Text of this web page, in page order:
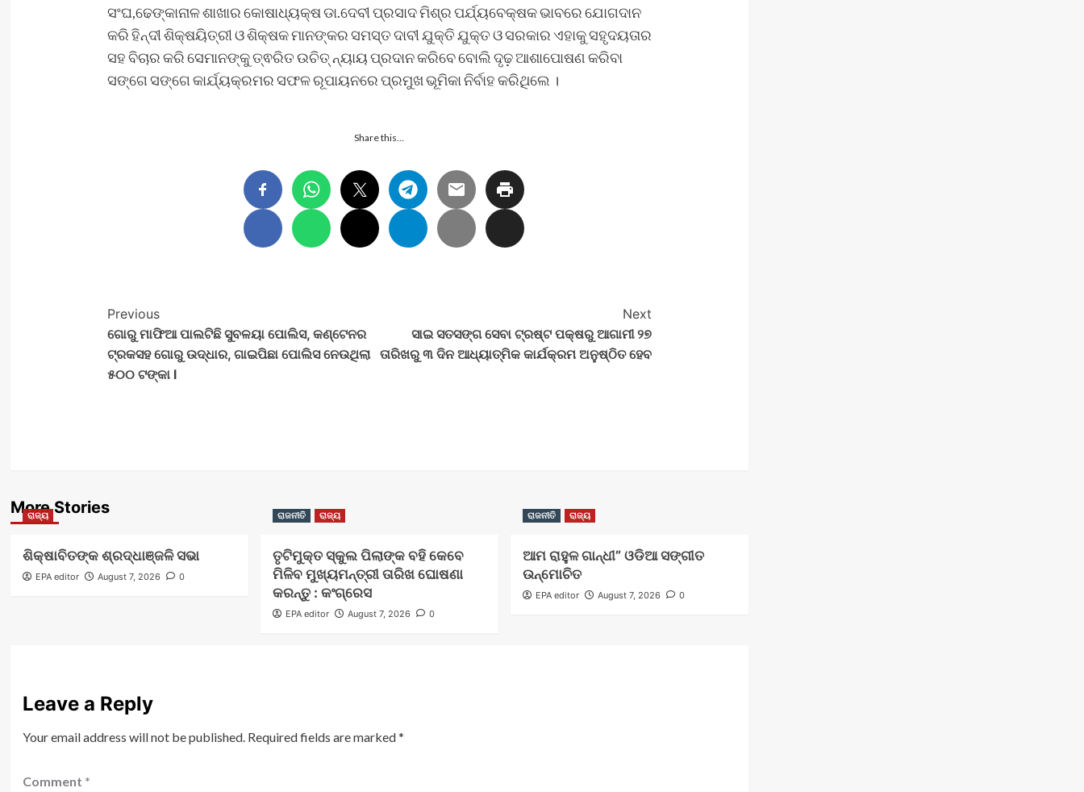
ସଂଘ,ଢେଙ୍କାନାଳ ଶାଖାର କୋଷାଧ୍ୟକ୍ଷ ଡା.ଦେବୀ ପ୍ରସାଦ ମିଶ୍ର ପର୍ଯ୍ୟବେକ୍ଷକ ଭାବରେ ଯୋଗଦାନ
କରି ହିନ୍ଦୀ ଶିକ୍ଷୟିତ୍ରୀ ଓ ଶିକ୍ଷକ ମାନଙ୍କର ସମସ୍ତ ଦାବୀ ଯୁକ୍ତି ଯୁକ୍ତ ଓ ସରକାର ଏହାକୁ ସହୃଦୟତାର
ସହ ବିଚାର କରି ସେମାନଙ୍କୁ ତ୍ଵରିତ ଉଚିତ୍ ନ୍ୟାୟ ପ୍ରଦାନ କରିବେ ବୋଲି ଦୃଢ଼ ଆଶାପୋଷଣ କରିବା
ସଙ୍ଗେ ସଙ୍ଗେ କାର୍ଯ୍ୟକ୍ରମର ସଫଳ ରୂପାୟନରେ ପ୍ରମୁଖ ଭୂମିକା ନିର୍ବାହ କରିଥିଲେ ।
Share this…
Post
Navigation
Previous
ଗୋରୁ ମାଫିଆ ପାଲଟିଛି ସୁବଳୟା ପୋଲିସ, କଣ୍ଟେନର
ଟ୍ରକସହ ଗୋରୁ ଉଦ୍ଧାର, ଗାଇପିଛା ପୋଲିସ ନେଉଥିଲା
୫୦୦ ଟଙ୍କା l
Next
ସାଇ ସତସଙ୍ଗ ସେବା ଟ୍ରଷ୍ଟ ପକ୍ଷରୁ ଆଗାମୀ ୨୭
ତାରିଖରୁ ୩ ଦିନ ଆଧ୍ୟାତ୍ମିକ କାର୍ଯକ୍ରମ ଅନୁଷ୍ଠିତ ହେବ
More Stories
ରାଜ୍ୟ
ଶିକ୍ଷାବିତଙ୍କ ଶ୍ରଦ୍ଧାଞ୍ଜଳି ସଭା
EPA editor August 7, 2026 0
ରାଜନୀତି ରାଜ୍ୟ
ତୃଟିମୁକ୍ତ ସ୍କୁଲ ପିଲାଙ୍କ ବହି କେବେ
ମିଳିବ ମୁଖ୍ୟମନ୍ତ୍ରୀ ତାରିଖ ଘୋଷଣା
କରନ୍ତୁ : କଂଗ୍ରେସ
EPA editor August 7, 2026 0
ରାଜନୀତି ରାଜ୍ୟ
ଆମ ରାହୁଳ ଗାନ୍ଧୀ” ଓଡିଆ ସଙ୍ଗୀତ
ଉନ୍ମୋଚିତ
EPA editor August 7, 2026 0
Leave a Reply
Your email address will not be published. Required fields are marked*
Comment *